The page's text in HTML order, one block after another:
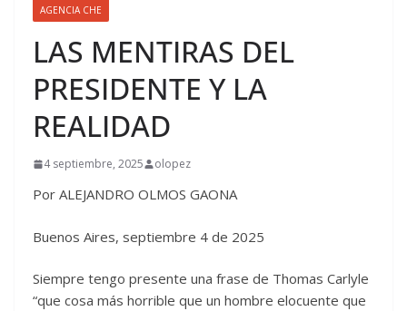
AGENCIA CHE
LAS MENTIRAS DEL
PRESIDENTE Y LA
REALIDAD
4 septiembre, 2025 olopez
Por ALEJANDRO OLMOS GAONA
Buenos Aires, septiembre 4 de 2025
Siempre tengo presente una frase de Thomas Carlyle
“que cosa más horrible que un hombre elocuente que